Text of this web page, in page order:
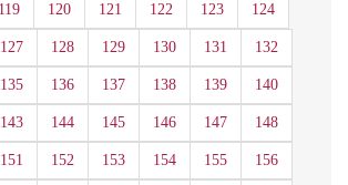
119 120 121 122 123 124
127 128 129 130 131 132
135 136 137 138 139 140
143 144 145 146 147 148
151 152 153 154 155 156